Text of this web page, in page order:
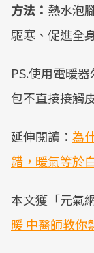
方法： 熱水泡
驅寒、促進全
PS.使用電暖
包不直接接觸
延伸閱讀： 為
錯，暖氣等於
本文獲「元氣
暖 中醫師教你